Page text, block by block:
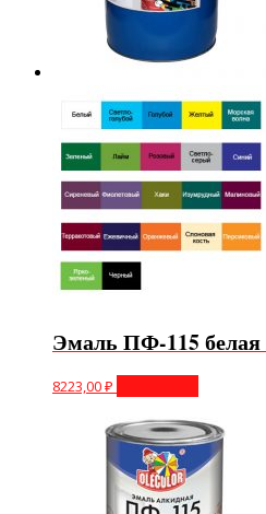
Эмаль ПФ-115 белая
8223,00₽